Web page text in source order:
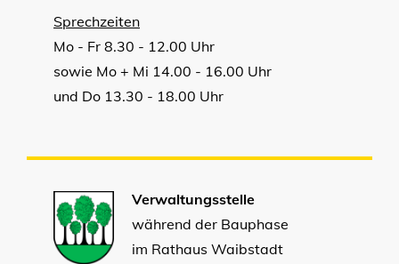
Sprechzeiten
Mo - Fr 8.30 - 12.00 Uhr
sowie Mo + Mi 14.00 - 16.00 Uhr
und Do 13.30 - 18.00 Uhr
Verwaltungsstelle
während der Bauphase
im Rathaus Waibstadt